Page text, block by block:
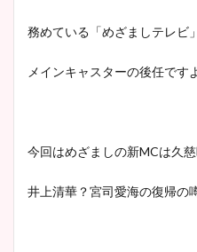
務めている「めざましテレビ
メインキャスターの後任です
今回はめざましの新MCは久
井上清華？宮司愛海の復帰の